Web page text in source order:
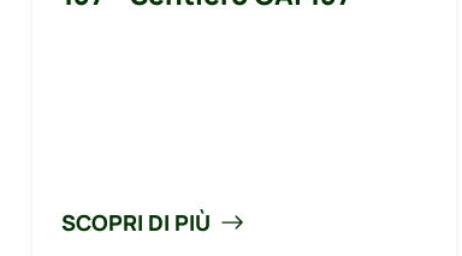
SCOPRI DI PIÙ